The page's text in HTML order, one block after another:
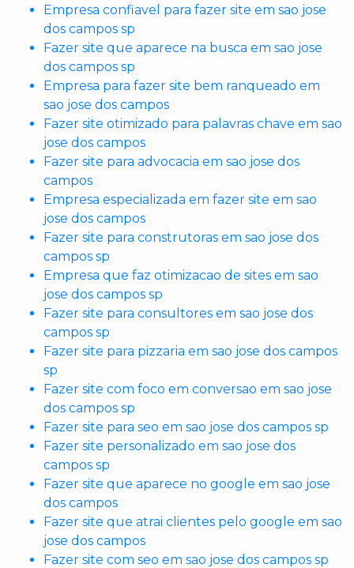
Empresa confiavel para fazer site em sao jose
dos campos sp
Fazer site que aparece na busca em sao jose
dos campos sp
Empresa para fazer site bem ranqueado em
sao jose dos campos
Fazer site otimizado para palavras chave em sao
jose dos campos
Fazer site para advocacia em sao jose dos
campos
Empresa especializada em fazer site em sao
jose dos campos
Fazer site para construtoras em sao jose dos
campos sp
Empresa que faz otimizacao de sites em sao
jose dos campos sp
Fazer site para consultores em sao jose dos
campos sp
Fazer site para pizzaria em sao jose dos campos
sp
Fazer site com foco em conversao em sao jose
dos campos sp
Fazer site para seo em sao jose dos campos sp
Fazer site personalizado em sao jose dos
campos sp
Fazer site que aparece no google em sao jose
dos campos
Fazer site que atrai clientes pelo google em sao
jose dos campos
Fazer site com seo em sao jose dos campos sp